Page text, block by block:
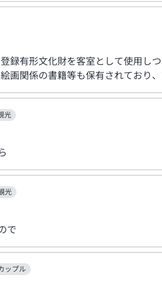
録有形文化財を客室として使用し
画関係の書籍等も保有されており
光
光
で
ップル